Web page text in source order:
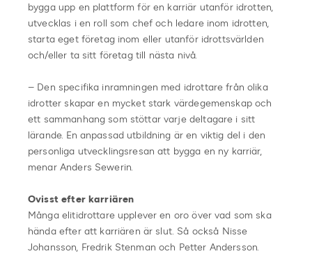
bygga upp en plattform för en karriär utanför idrotten,
utvecklas i en roll som chef och ledare inom idrotten,
starta eget företag inom eller utanför idrottsvärlden
och/eller ta sitt företag till nästa nivå.
– Den specifika inramningen med idrottare från olika
idrotter skapar en mycket stark värdegemenskap och
ett sammanhang som stöttar varje deltagare i sitt
lärande. En anpassad utbildning är en viktig del i den
personliga utvecklingsresan att bygga en ny karriär,
menar Anders Sewerin.
Ovisst efter karriären
Många elitidrottare upplever en oro över vad som ska
hända efter att karriären är slut. Så också Nisse
Johansson, Fredrik Stenman och Petter Andersson.